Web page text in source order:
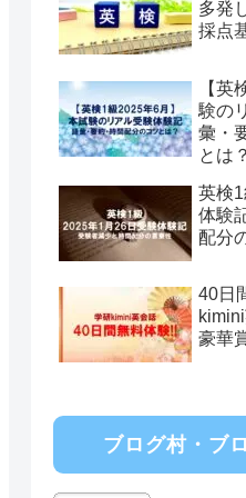
多発
採点
【英
験の
彙・
とは？
英検
体験
配分
40日
豪華
ブログ村・ブ